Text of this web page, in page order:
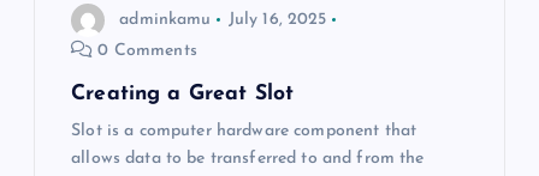
adminkamu
July 16, 2025
0 Comments
Creating a Great Slot
Slot is a computer hardware component that
allows data to be transferred to and from the